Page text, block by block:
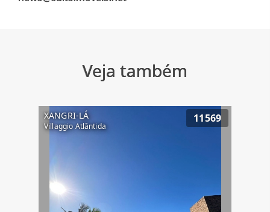
Veja também
XANGRI-LÁ
Villaggio Atlântida
11569